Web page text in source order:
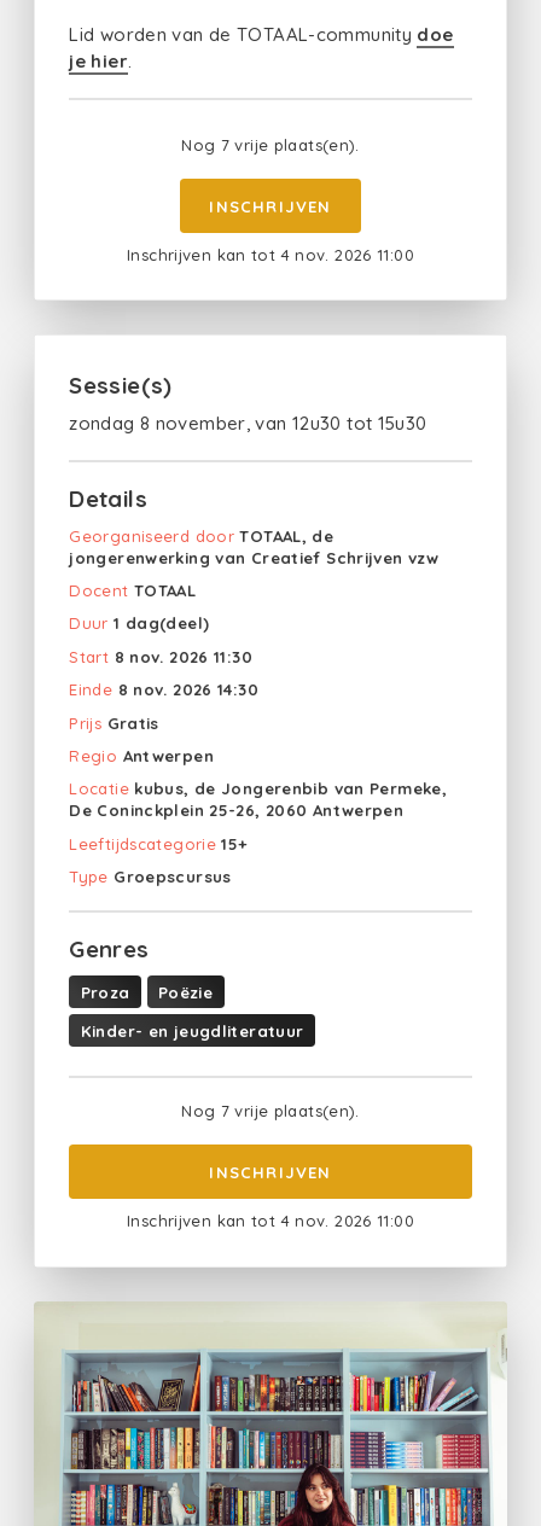
Lid worden van de TOTAAL-community doe
je hier.
Nog 7 vrije plaats(en).
INSCHRIJVEN
Inschrijven kan tot 4 nov. 2026 11:00
Sessie(s)
zondag 8 november, van 12u30 tot 15u30
Details
Georganiseerd door TOTAAL, de
jongerenwerking van Creatief Schrijven vzw
Docent TOTAAL
Duur 1 dag(deel)
Start 8 nov. 2026 11:30
Einde 8 nov. 2026 14:30
Prijs Gratis
Regio Antwerpen
Locatie kubus, de Jongerenbib van Permeke,
De Coninckplein 25-26, 2060 Antwerpen
Leeftijdscategorie 15+
Type Groepscursus
Genres
Proza Poëzie
Kinder- en jeugdliteratuur
Nog 7 vrije plaats(en).
INSCHRIJVEN
Inschrijven kan tot 4 nov. 2026 11:00